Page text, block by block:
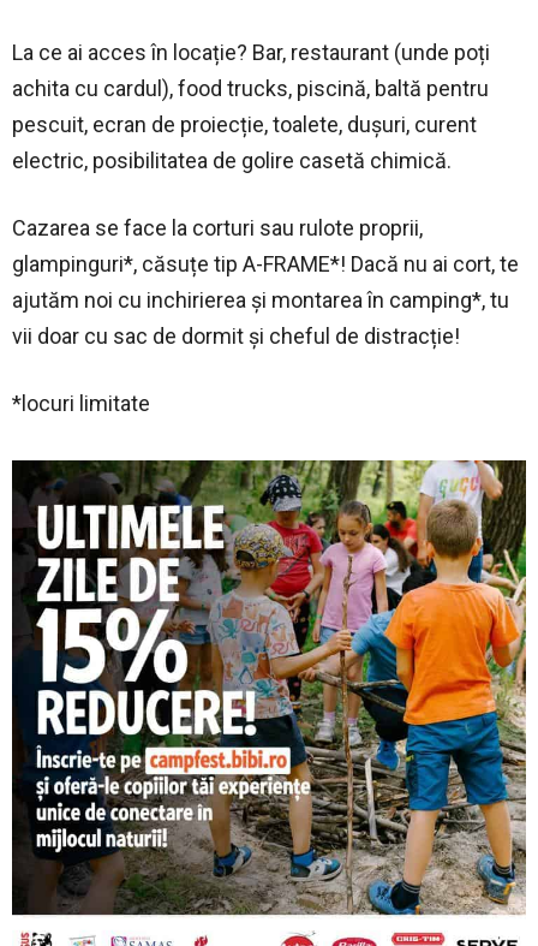
La ce ai acces în locație? Bar, restaurant (unde poți
achita cu cardul), food trucks, piscină, baltă pentru
pescuit, ecran de proiecție, toalete, dușuri, curent
electric, posibilitatea de golire casetă chimică.
Cazarea se face la corturi sau rulote proprii,
glampinguri*, căsuțe tip A-FRAME*! Dacă nu ai cort, te
ajutăm noi cu inchirierea și montarea în camping*, tu
vii doar cu sac de dormit și cheful de distracție!
*locuri limitate